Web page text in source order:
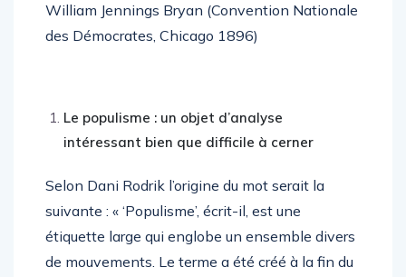
William Jennings Bryan (Convention Nationale
des Démocrates, Chicago 1896)
Le populisme : un objet d’analyse
intéressant bien que difficile à cerner
Selon Dani Rodrik l’origine du mot serait la
suivante : « ‘Populisme’, écrit-il, est une
étiquette large qui englobe un ensemble divers
de mouvements. Le terme a été créé à la fin du